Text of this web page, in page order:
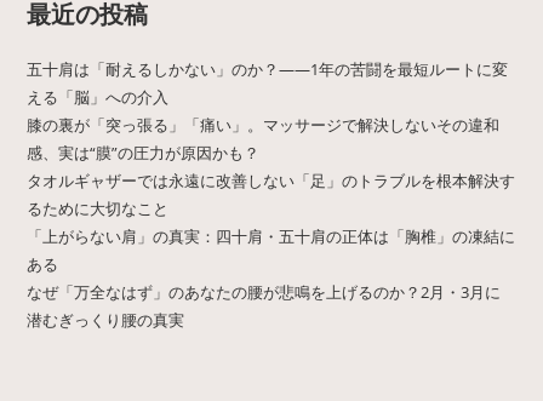
最近の投稿
五十肩は「耐えるしかない」のか？——1年の苦闘を最短ルートに変
える「脳」への介入
膝の裏が「突っ張る」「痛い」。マッサージで解決しないその違和
感、実は“膜”の圧力が原因かも？
タオルギャザーでは永遠に改善しない「足」のトラブルを根本解決す
るために大切なこと
「上がらない肩」の真実：四十肩・五十肩の正体は「胸椎」の凍結に
ある
なぜ「万全なはず」のあなたの腰が悲鳴を上げるのか？2月・3月に
潜むぎっくり腰の真実